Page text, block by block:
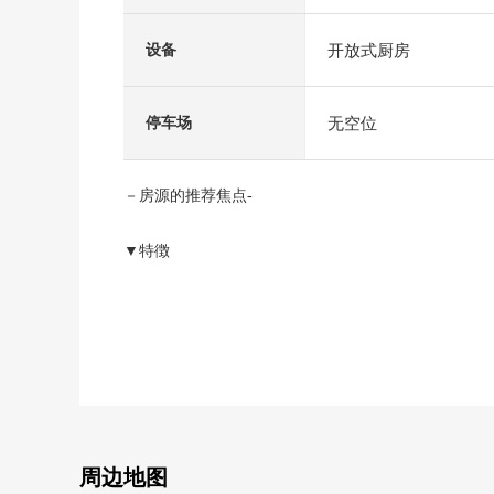
设备 开放式厨房
停车场 无空位
－房源的推荐焦点-
▼特徴
・朝南的Terrace阳台
周边地图